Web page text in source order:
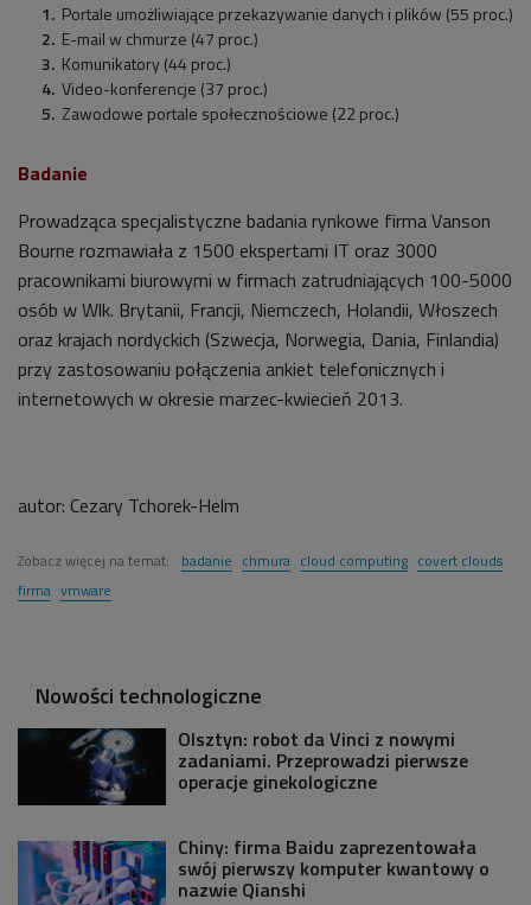
Portale umożliwiające przekazywanie danych i plików (55 proc.)
E-mail w chmurze (47 proc.)
Komunikatory (44 proc.)
Video-konferencje (37 proc.)
Zawodowe portale społecznościowe (22 proc.)
Badanie
Prowadząca specjalistyczne badania rynkowe firma Vanson
Bourne rozmawiała z 1500 ekspertami IT oraz 3000
pracownikami biurowymi w firmach zatrudniających 100-5000
osób w Wlk. Brytanii, Francji, Niemczech, Holandii, Włoszech
oraz krajach nordyckich (Szwecja, Norwegia, Dania, Finlandia)
przy zastosowaniu połączenia ankiet telefonicznych i
internetowych w okresie marzec-kwiecień 2013.
autor: Cezary Tchorek-Helm
Zobacz więcej na temat: badanie chmura cloud computing covert clouds
firma vmware
Nowości technologiczne
Olsztyn: robot da Vinci z nowymi
zadaniami. Przeprowadzi pierwsze
operacje ginekologiczne
Chiny: firma Baidu zaprezentowała
swój pierwszy komputer kwantowy o
nazwie Qianshi